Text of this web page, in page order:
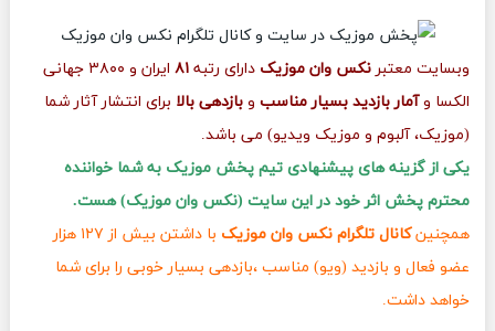
وبسایت معتبر نکس وان موزیک دارای رتبه ۸۱
ایران و ۳۸۰۰ جهانی
الکسا وآمار بازدید بسیار مناسبو بازدهی بالا برای انتشار آثار شما
(موزیک، آلبوم و موزیک ویدیو) می باشد.
یکی از گزینه های پیشنهادی تیم پخش موزیک به شما خواننده
محترم پخش اثر خود در این سایت (نکس وان موزیک) هست.
همچنینکانال تلگرام نکس وان موزیک
با داشتن بیش از ۱۲۷ هزار
عضو فعال و بازدید (ویو) مناسب ،بازدهی بسیار خوبی را برای شما
خواهد داشت.